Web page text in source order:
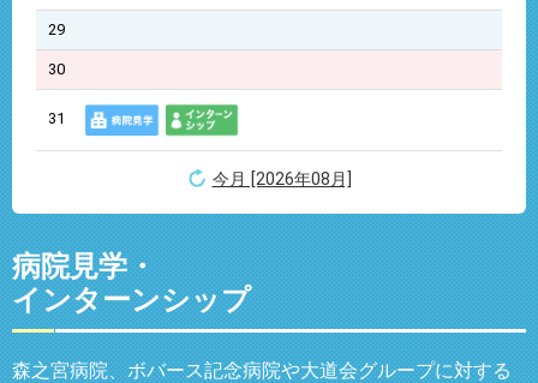
29
30
31
今月 [2026年08月]
病院見学・
インターンシップ
森之宮病院、ボバース記念病院や大道会グループに対する